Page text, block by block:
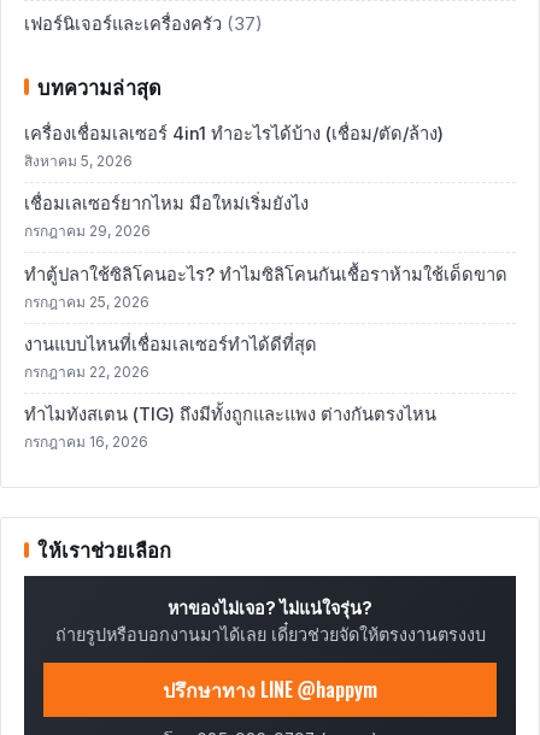
เฟอร์นิเจอร์และเครื่องครัว (37)
บทความล่าสุด
เครื่องเชื่อมเลเซอร์ 4in1 ทำอะไรได้บ้าง (เชื่อม/ตัด/ล้าง)
สิงหาคม 5, 2026
เชื่อมเลเซอร์ยากไหม มือใหม่เริ่มยังไง
กรกฎาคม 29, 2026
ทำตู้ปลาใช้ซิลิโคนอะไร? ทำไมซิลิโคนกันเชื้อราห้ามใช้เด็ดขาด
กรกฎาคม 25, 2026
งานแบบไหนที่เชื่อมเลเซอร์ทำได้ดีที่สุด
กรกฎาคม 22, 2026
ทำไมทังสเตน (TIG) ถึงมีทั้งถูกและแพง ต่างกันตรงไหน
กรกฎาคม 16, 2026
ให้เราช่วยเลือก
หาของไม่เจอ? ไม่แน่ใจรุ่น?
ถ่ายรูปหรือบอกงานมาได้เลย เดี๋ยวช่วยจัดให้ตรงงานตรงงบ
ปรึกษาทาง LINE @happym